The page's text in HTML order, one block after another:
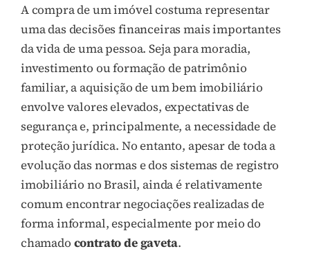
A compra de um imóvel costuma representar
uma das decisões financeiras mais importantes
da vida de uma pessoa. Seja para moradia,
investimento ou formação de patrimônio
familiar, a aquisição de um bem imobiliário
envolve valores elevados, expectativas de
segurança e, principalmente, a necessidade de
proteção jurídica. No entanto, apesar de toda a
evolução das normas e dos sistemas de registro
imobiliário no Brasil, ainda é relativamente
comum encontrar negociações realizadas de
forma informal, especialmente por meio do
chamado contrato de gaveta.